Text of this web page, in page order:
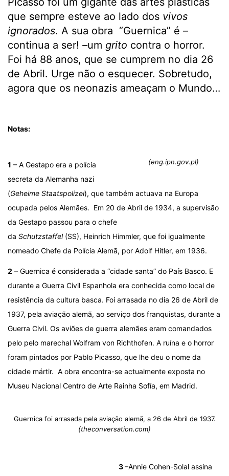
que sempre esteve ao lado dos vivos
ignorados. A sua obra “Guernica” é –
continua a ser! –um grito contra o horror.
Foi há 88 anos, que se cumprem no dia 26
de Abril. Urge não o esquecer. Sobretudo,
agora que os neonazis ameaçam o Mundo…
Notas:
(eng.ipn.gov.pl)
1 – A Gestapo era a polícia
secreta da Alemanha nazi
(Geheime Staatspolizei), que também actuava na Europa
ocupada pelos Alemães. Em 20 de Abril de 1934, a supervisão
da Gestapo passou para o chefe
da Schutzstaffel(SS), Heinrich Himmler, que foi igualmente
nomeado Chefe da Polícia Alemã, por Adolf Hitler, em 1936.
2 – Guernica é considerada a “cidade santa” do País Basco. E
durante a Guerra Civil Espanhola era conhecida como local de
resistência da cultura basca. Foi arrasada no dia 26 de Abril de
1937, pela aviação alemã, ao serviço dos franquistas, durante a
Guerra Civil. Os aviões de guerra alemães eram comandados
pelo pelo marechal Wolfram von Richthofen. A ruína e o horror
foram pintados por Pablo Picasso, que lhe deu o nome da
cidade mártir. A obra encontra-se actualmente exposta no
Museu Nacional Centro de Arte Rainha Sofía, em Madrid.
Guernica foi arrasada pela aviação alemã, a 26 de Abril de 1937.
(theconversation.com)
3–Annie Cohen-Solal assina